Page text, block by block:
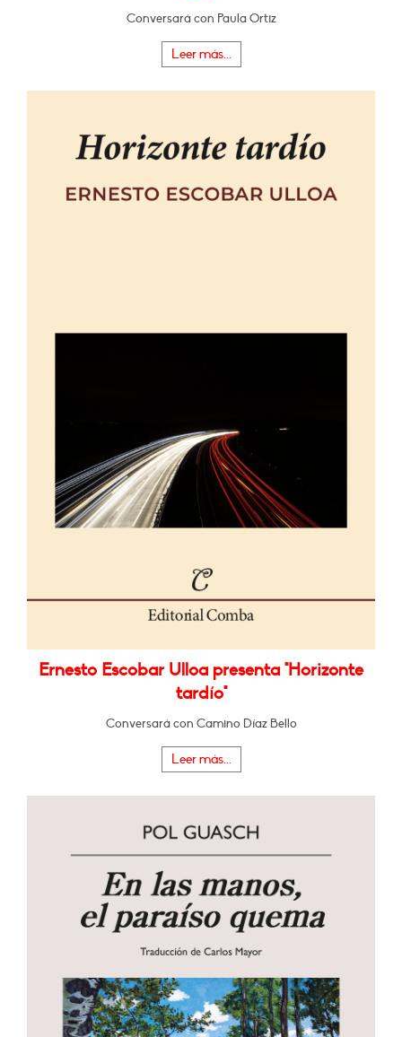
Conversará con Paula Ortiz
Leer más...
Ernesto Escobar Ulloa presenta "Horizonte
tardío"
Conversará con Camino Díaz Bello
Leer más...